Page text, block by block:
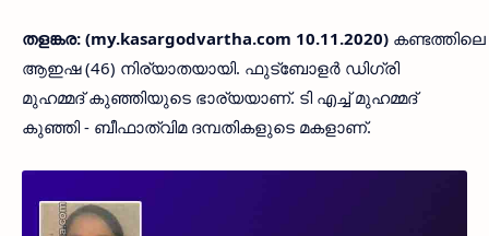
തളങ്കര: (my.kasargodvartha.com 10.11.2020) കണ്ടത്തിലെ
ആഇഷ (46) നിര്യാതയായി. ഫുട്‌ബോളര്‍ ഡിഗ്രി
മുഹമ്മദ് കുഞ്ഞിയുടെ ഭാര്യയാണ്. ടി എച്ച് മുഹമ്മദ്
കുഞ്ഞി - ബീഫാത്വിമ ദമ്പതികളുടെ മകളാണ്.